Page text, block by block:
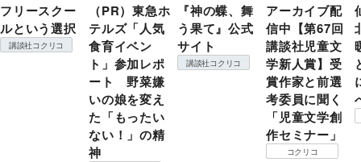
フリースクー
ルという選択
講談社コクリコ
（PR）東急ホ
テルズ「人気
食育イベン
ト」参加レポ
ート 野菜嫌
いの娘を変え
た「もったい
ない！」の精
神
『神の蝶、舞
う果て』公式
サイト
講談社コクリコ
アーカイブ配
信中【第67回
講談社児童文
学新人賞】受
賞作家と前選
考委員に聞く
「児童文学創
作セミナー」
コクリコ